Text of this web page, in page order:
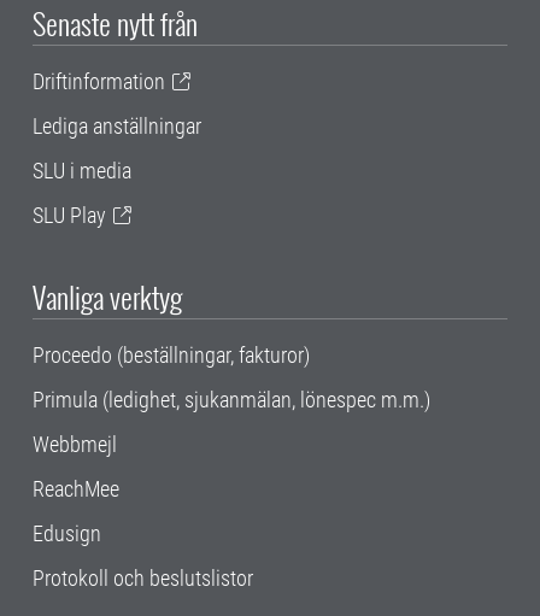
Senaste nytt från
Driftinformation
Lediga anställningar
SLU i media
SLU Play
Vanliga verktyg
Proceedo (beställningar, fakturor)
Primula (ledighet, sjukanmälan, lönespec m.m.)
Webbmejl
ReachMee
Edusign
Protokoll och beslutslistor